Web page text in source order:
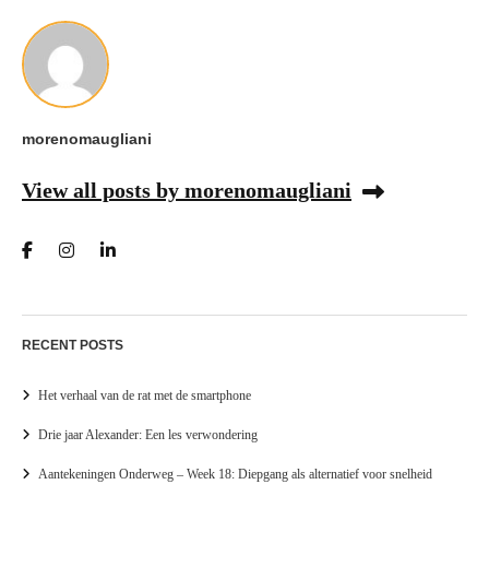
morenomaugliani
View all posts by morenomaugliani
RECENT POSTS
Het verhaal van de rat met de smartphone
Drie jaar Alexander: Een les verwondering
Aantekeningen Onderweg – Week 18: Diepgang als alternatief voor snelheid